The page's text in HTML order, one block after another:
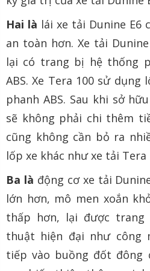
Hai là lái xe tải Dunine E6
an toàn hơn. Xe tải
lại có trang bị hệ thống
ABS. Xe Tera 100 sử
phanh ABS. Sau khi sở
sẽ không phải chi thêm
cũng không cần bỏ ra
lốp xe khác như xe tải Tera
Ba là động cơ xe tải
lớn hơn, mô men xoắn
thấp hơn, lại được trang
thuật hiện đại như công
tiếp vào buồng đốt đông